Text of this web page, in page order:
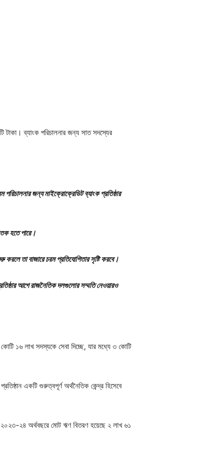
ব্যাংক পরিচালনার জন্য সাত সদস্যের
জন্য মাইক্রোক্রেডিট ব্যাংক প্রতিষ্ঠার
হতে পারে।
তা বাজারে চরম প্রতিযোগিতার সৃষ্টি করবে।
আগে রাজনৈতিক দলগুলোর সম্মতি নেওয়ারও
১৬ লাখ সদস্যকে সেবা দিচ্ছে, যার মধ্যে ৩ কোটি
একটি গুরুত্বপূর্ণ অর্থনৈতিক কেন্দ্র হিসেবে
২০২৩-২৪ অর্থবছরে মোট ঋণ বিতরণ হয়েছে ২ লাখ ৬১